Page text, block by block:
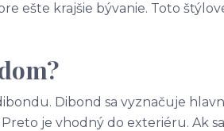
ešte krajšie bývanie. Toto
Dibond sa vyznačuje
je vhodný do exteriéru. Ak